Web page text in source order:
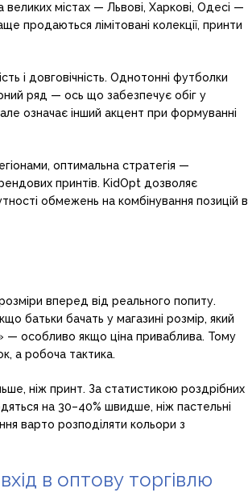
великих містах — Львові, Харкові, Одесі —
продаються лімітовані колекції, принти
і довговічність. Однотонні футболки
ряд — ось що забезпечує обіг у
означає інший акцент при формуванні
оптимальна стратегія —
принтів. KidOpt дозволяє
обмежень на комбінування позицій в
вперед від реального попиту.
батьки бачать у магазині розмір, який
— особливо якщо ціна приваблива. Тому
а робоча тактика.
ніж принт. За статистикою роздрібних
на 30–40% швидше, ніж пастельні
варто розподіляти кольори з
в оптову торгівлю